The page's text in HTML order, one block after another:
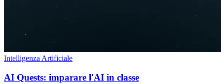
Intelligenza Artificiale
AI Quests: imparare l'AI in classe